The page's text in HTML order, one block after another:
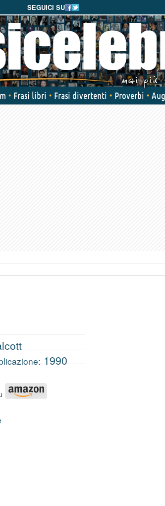
SEGUICI SU
Frasi libri Frasi divertenti Proverbi
1990